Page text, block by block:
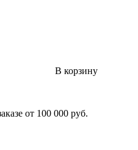
В корзину
от 100 000 руб.